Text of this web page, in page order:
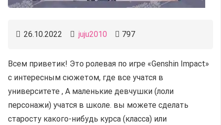
26.10.2022 juju2010 797
Всем приветик! Это ролевая по игре «Genshin Impact»
с интересным сюжетом, где все учатся в
университете , А маленькие девчушки (лоли
персонажи) учатся в школе. вы можете сделать
старосту какого-нибудь курса (класса) или